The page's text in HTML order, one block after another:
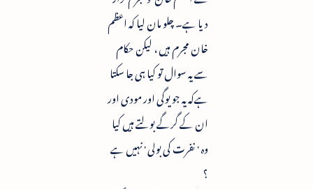
دیا ہے۔ چلو مان لیا کہ اعظم
خان مجرم ہیں ، لیکن حکام
سے یہ سوال تو کیا ہی جا سکتا
ہےکہ یہ جو یوگی اور مودی اور
ان کے گرگے بولتے ہیں کیا
وہ ' نفرت کی بولی ' نہیں ہے
؟